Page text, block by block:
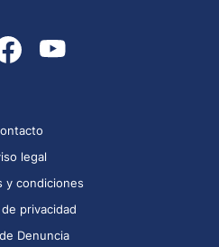
legal
y condiciones
privacidad
Denuncia